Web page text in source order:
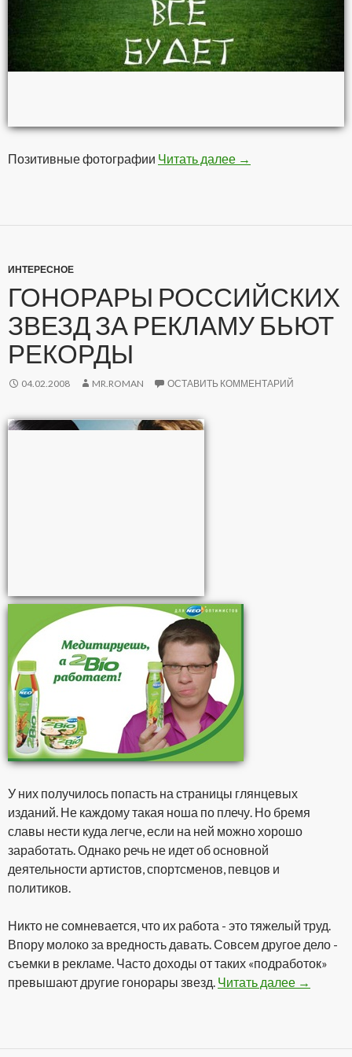
Позитивные фотографии Читать далее Позитивчег
→
ИНТЕРЕСНОЕ
ГОНОРАРЫ РОССИЙСКИХ
ЗВЕЗД ЗА РЕКЛАМУ БЬЮТ
РЕКОРДЫ
04.02.2008 MR.ROMAN ОСТАВИТЬ КОММЕНТАРИЙ
У них получилось попасть на страницы глянцевых
изданий. Не каждому такая ноша по плечу. Но бремя
славы нести куда легче, если на ней можно хорошо
заработать. Однако речь не идет об основной
деятельности артистов, спортсменов, певцов и
политиков.
Никто не сомневается, что их работа - это тяжелый труд.
Впору молоко за вредность давать. Совсем другое дело -
съемки в рекламе. Часто доходы от таких «подработок»
превышают другие гонорары звезд. Читать далее →